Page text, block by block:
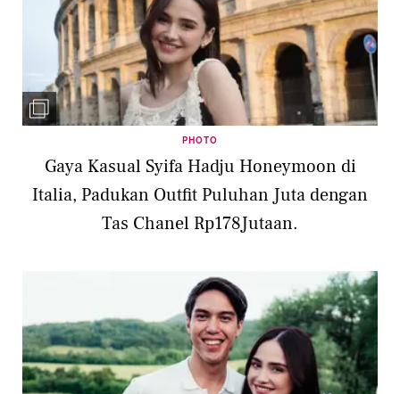
PHOTO
Gaya Kasual Syifa Hadju Honeymoon di
Italia, Padukan Outfit Puluhan Juta dengan
Tas Chanel Rp178Jutaan.